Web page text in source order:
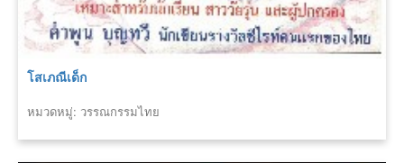
โสเภณีเด็ก
หมวดหมู่: วรรณกรรมไทย